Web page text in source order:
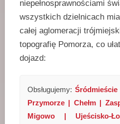
niepełnosprawnościami
wszystkich dzielnicach
całej aglomeracji
topografię Pomorza, co
dojazd:
Obsługujemy:
Przymorze | Chełm |
Migowo | Ujeścisko-